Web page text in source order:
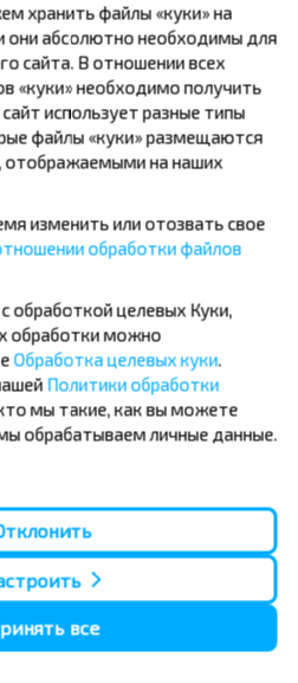
акции, скидки и
INFOBUS.
новостей и
дешевле!
Гомель - Минск
Брест - Тересполь
хранить файлы «куки» на
они абсолютно необходимы для
сайта. В отношении всех
«куки» необходимо получить
использует разные типы
файлы «куки» размещаются
отображаемыми на наших
изменить или отозвать свое
обработки файлов
обработкой целевых Куки,
обработки можно
Обработка целевых куки.
Политики обработки
мы такие, как вы можете
обрабатываем личные данные.
все